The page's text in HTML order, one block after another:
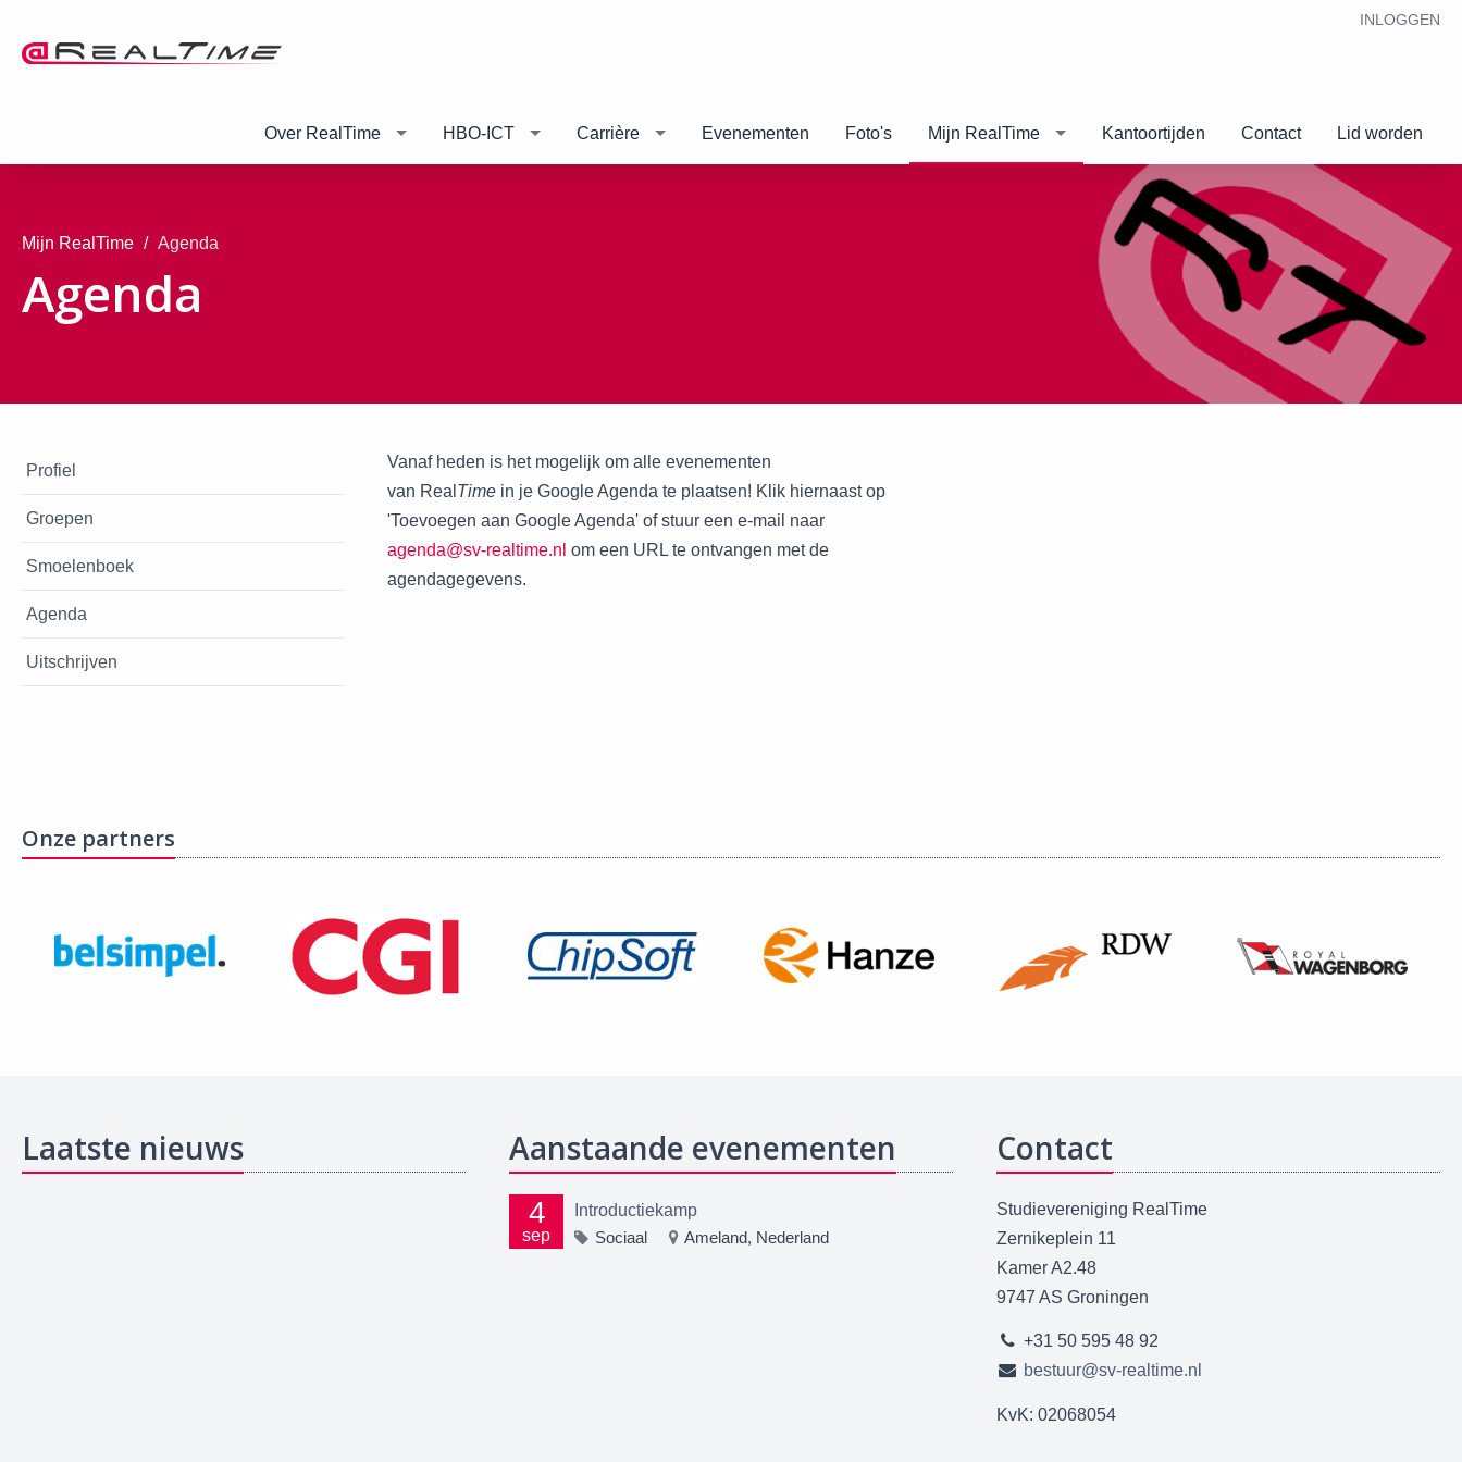
INLOGGEN
Over RealTime HBO-ICT Carrière Evenementen Foto's Mijn RealTime Kantoortijden Contact Lid worden
Mijn RealTime Agenda
Agenda
Profiel
Groepen
Smoelenboek
Agenda
Uitschrijven
Vanaf heden is het mogelijk om alle evenementen
van Real Time in je Google Agenda te plaatsen! Klik hiernaast op
'Toevoegen aan Google Agenda' of stuur een e-mail naar
agenda@sv-realtime.nl om een URL te ontvangen met de
agendagegevens.
Onze partners
Laatste nieuws Aanstaande evenementen
4
sep
Introductiekamp
Sociaal
Ameland, Nederland
Contact
Studievereniging RealTime
Zernikeplein 11
Kamer A2.48
9747 AS Groningen
+31 50 595 48 92
bestuur@sv-realtime.nl
KvK: 02068054